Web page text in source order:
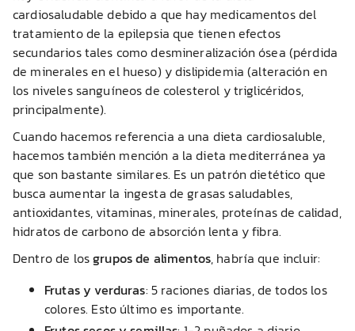
cardiosaludable debido a que hay medicamentos del
tratamiento de la epilepsia que tienen efectos
secundarios tales como desmineralización ósea (pérdida
de minerales en el hueso) y dislipidemia (alteración en
los niveles sanguíneos de colesterol y triglicéridos,
principalmente).
Cuando hacemos referencia a una dieta cardiosaluble,
hacemos también mención a la dieta mediterránea ya
que son bastante similares. Es un patrón dietético que
busca aumentar la ingesta de grasas saludables,
antioxidantes, vitaminas, minerales, proteínas de calidad,
hidratos de carbono de absorción lenta y fibra.
Dentro de losgrupos de alimentos, habría que incluir:
Frutas y verduras: 5 raciones diarias, de todos los
colores. Esto último es importante.